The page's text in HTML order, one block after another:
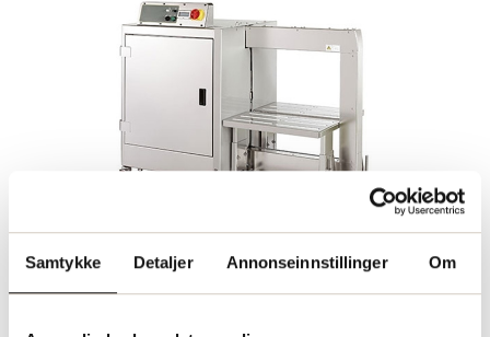
Samtykke Detaljer Annonseinnstillinger Om